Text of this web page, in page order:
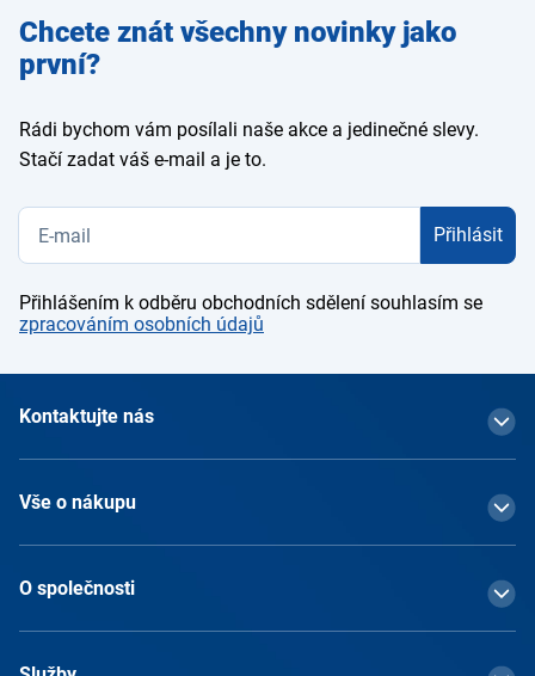
Zadejte
e-mail
Chcete znát všechny novinky jako
první?
Rádi bychom vám posílali naše akce a jedinečné slevy.
Stačí zadat váš e-mail a je to.
Přihlásit
Přihlášením k odběru obchodních sdělení souhlasím se
zpracováním osobních údajů
Kontaktujte nás
Vše o nákupu
O společnosti